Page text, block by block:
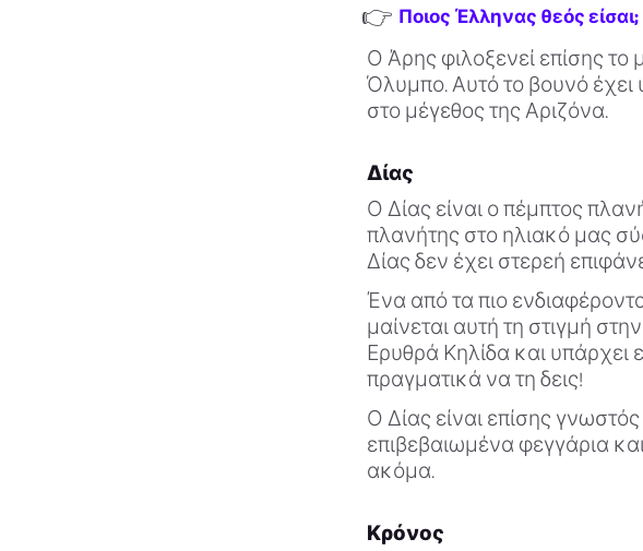
👉 Ποιος Έλληνας θεός είσαι;
Ο Άρης φιλοξενεί επίσης
Όλυμπο. Αυτό το βουνό έχει
στο μέγεθος της Αριζόνα.
Δίας
Ο Δίας είναι ο πέμπτος
πλανήτης στο ηλιακό μας
Δίας δεν έχει στερεή
Ένα από τα πιο
μαίνεται αυτή τη στιγμή
Ερυθρά Κηλίδα και υπάρχει
πραγματικά να τη δεις!
Ο Δίας είναι επίσης
επιβεβαιωμένα φεγγάρια
ακόμα.
Κρόνος